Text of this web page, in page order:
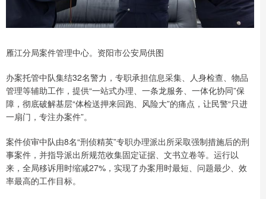
雁江分局案件管理中心。资阳市公安局供图
办案托管中队集结32名警力，专职承担信息采集、人身检查、物品
管理等辅助工作，提供“一站式办理、一条龙服务、一体化协同”保
障，彻底破解基层“体检送押来回跑、风险大”的痛点，让民警“只进
一扇门，专注办案件”。
案件侦审中队由8名“刑侦精英”专职办理派出所采取强制措施后的刑
事案件，并指导派出所规范收集固定证据、文书立卷等。运行以
来，全局移诉用时缩减27%，实现了办案用时最短、问题最少、效
率最高的工作目标。